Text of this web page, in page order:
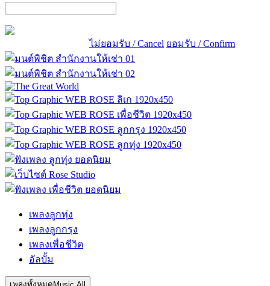
ไม่ยอมรับ / Cancel ยอมรับ / Confirm
เพลงลูกทุ่ง
เพลงลูกกรุง
เพลงเพื่อชีวิต
อัลบั้ม